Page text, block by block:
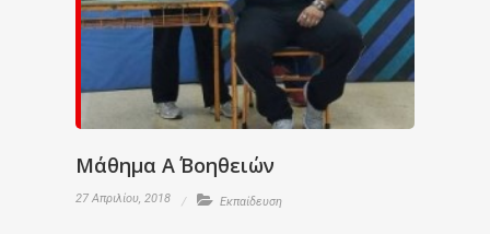
Μάθημα Α΄ Βοηθειών
27 Απριλίου, 2018 Εκπαίδευση